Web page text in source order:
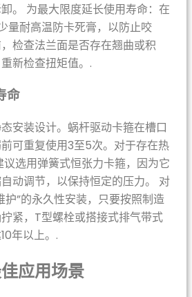
。 为最大限度延长使用寿命：在
量耐高温防卡死膏，以防止咬
检查法兰面是否存在翘曲或积
新检查扭矩值。.
命
安装设计。蜗杆驱动卡箍在槽口
可重复使用3至5次。对于存在热
选用弹簧式恒张力卡箍，因为它
动调节，以保持恒定的压力。 对
护”的永久性安装，只要按照制造
紧，T型螺栓或搭接式排气带式
年以上。.
应用场景